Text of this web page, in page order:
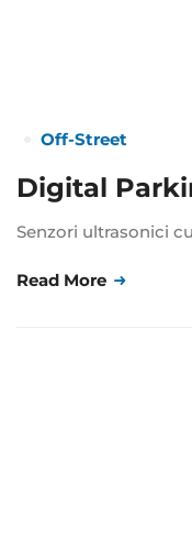
Off-Street
Digital
Senzori ultrasonici
Read More